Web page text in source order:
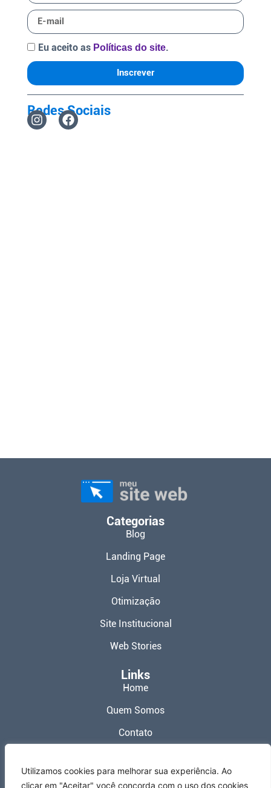
Utilizamos cookies para melhorar sua experiência. Ao
clicar em "Aceitar" você concorda com o uso dos cookies
Eu aceito as Políticas do site.
Inscrever
Redes Sociais
Categorias
Blog
Landing Page
Loja Virtual
Otimização
Site Institucional
Web Stories
Links
Home
Quem Somos
Contato
Termos de Uso